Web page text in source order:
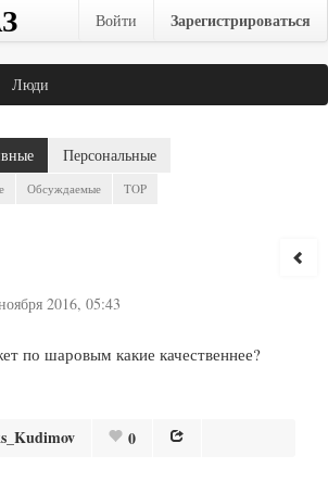
Войти Зарегистрироваться
Люди
Персональные
Обсуждаемые TOP
2016, 05:43
по шаровым какие качественнее?
0